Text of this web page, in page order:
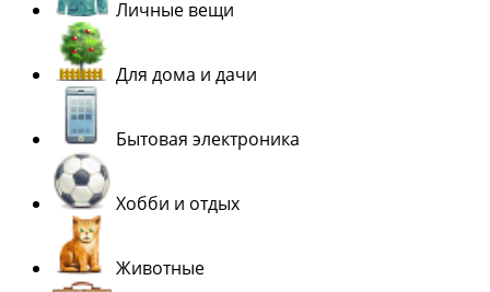
Личные вещи
Для дома и дачи
Бытовая электроника
Хобби и отдых
Животные